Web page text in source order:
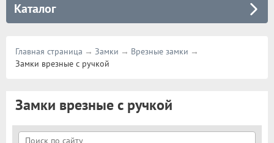
Каталог
Главная страница Замки
Врезные замки
Замки врезные с ручкой
Замки врезные с ручкой